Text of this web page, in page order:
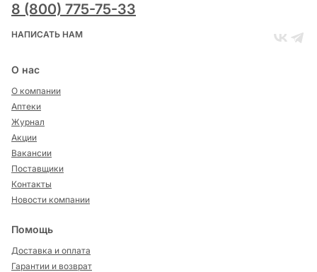
8 (800) 775-75-33
НАПИСАТЬ НАМ
О нас
О компании
Аптеки
Журнал
Акции
Вакансии
Поставщики
Контакты
Новости компании
Помощь
Доставка и оплата
Гарантии и возврат